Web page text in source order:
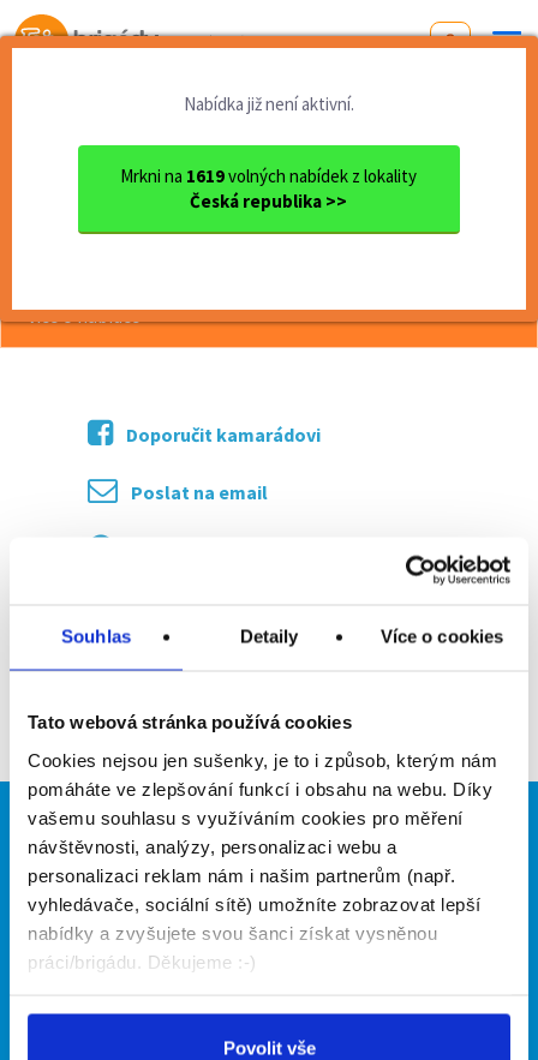
Souhlas Detaily Více o cookies
Tato webová stránka používá cookies
Cookies nejsou jen sušenky, je to i způsob, kterým nám
pomáháte ve zlepšování funkcí i obsahu na webu. Díky
vašemu souhlasu s využíváním cookies pro měření
návštěvnosti, analýzy, personalizaci webu a
personalizaci reklam nám i našim partnerům (např.
vyhledávače, sociální sítě) umožníte zobrazovat lepší
nabídky a zvyšujete svou šanci získat vysněnou
práci/brigádu. Děkujeme :-)
Povolit vše
Od první brigády
Nabídka již není aktivní.
Mrkni na 1619volných nabídek z lokality
Česká republika >>
Moravskoslezský kraj
okres Opava
Hlučín
Úklid RD
Úklid RD
více o nabídce >>
Doporučit kamarádovi
Poslat na email
Brigádníci
Články
Hledané brigády
Firmy
Vložit inzerát
Ceník
Propagace
O portálu Naše další projekty